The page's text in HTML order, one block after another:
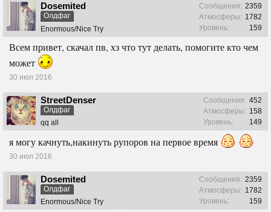
Dosemited
Олдфаг
Enormous/Nice Try
Сообщения: 2359
Атмосферы: 1782
Уровень:
159
Всем привет, скачал пв, хз что тут делать, помогите кто чем
может
30 июл 2016
StreetDenser
Олдфаг
qq all
Сообщения: 452
Атмосферы: 158
Уровень:
149
я могу качнуть,накинуть рупоров на первое время
30 июл 2016
Dosemited
Олдфаг
Enormous/Nice Try
Сообщения: 2359
Атмосферы: 1782
Уровень:
159